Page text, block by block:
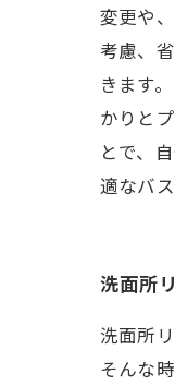
変更や
考慮、
きます
かりと
とで、
適なバ
洗面所
洗面所
そんな